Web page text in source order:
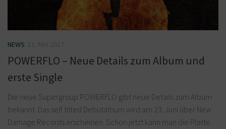
NEWS
POWERFLO – Neue Details zum Album und
erste Single
Die neue Supergroup POWERFLO gibt neue Details zum Album
bekannt. Das self titled Debütalbum wird am 23. Juni über New
Damage Records erscheinen. Schon jetzt kann man die Platte